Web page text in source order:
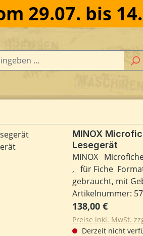
29.07. bis
MINOX
Lesegerät
MINOX
, für Fiche
gebraucht, mit
Aus Bundeswehr
Diagonale 45
und Ersatzlampe.
Artikelnummer:
Regulärer Preis:
138,00 €
Preise inkl. MwSt.
Derzeit nicht